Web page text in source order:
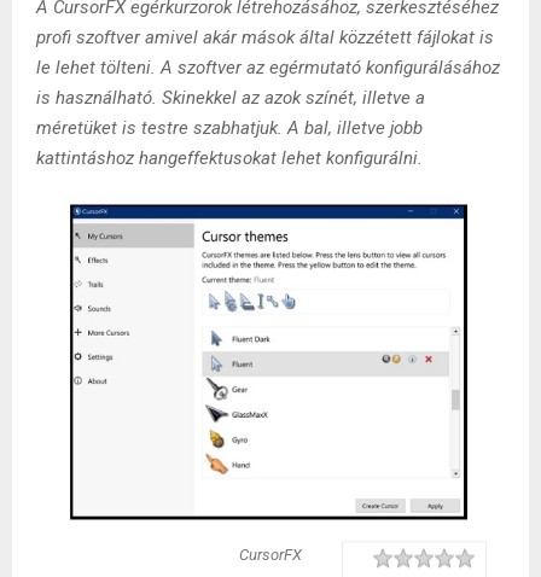
A CursorFX egérkurzorok létrehozásához, szerkesztéséhez
profi szoftver amivel akár mások által közzétett fájlokat is
le lehet tölteni. A szoftver az egérmutató konfigurálásához
is használható. Skinekkel az azok színét, illetve a
méretüket is testre szabhatjuk. A bal, illetve jobb
kattintáshoz hangeffektusokat lehet konfigurálni.
CursorFX Rating 1 star
2 stars
3 stars
4 stars
5 stars